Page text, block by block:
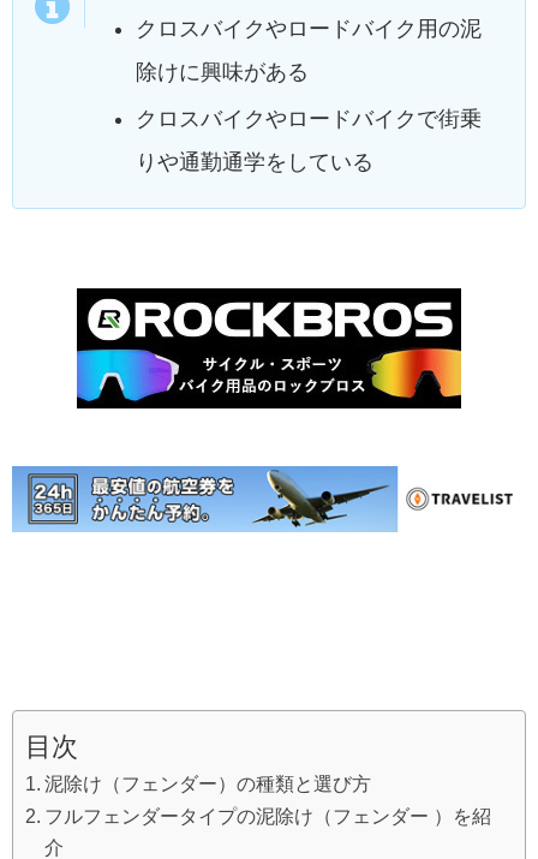
クロスバイクやロードバイク用の泥
除けに興味がある
クロスバイクやロードバイクで街乗
りや通勤通学をしている
目次
泥除け（フェンダー）の種類と選び方
フルフェンダータイプの泥除け（フェンダー ）を紹
介